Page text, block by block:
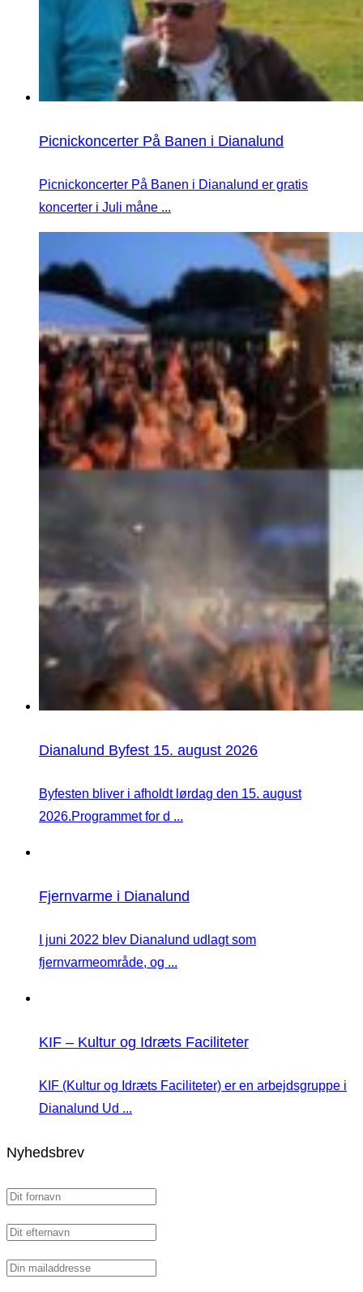
Picnickoncerter På Banen i Dianalund
Picnickoncerter På Banen i Dianalund er gratis
koncerter i Juli måne ...
Dianalund Byfest 15. august 2026
Byfesten bliver i afholdt lørdag den 15. august
2026.Programmet for d ...
Fjernvarme i Dianalund
I juni 2022 blev Dianalund udlagt som
fjernvarmeområde, og ...
KIF – Kultur og Idræts Faciliteter
KIF (Kultur og Idræts Faciliteter) er en arbejdsgruppe i
Dianalund Ud ...
Nyhedsbrev